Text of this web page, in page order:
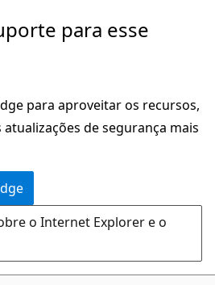
para esse
para aproveitar os recursos,
de segurança mais
o Internet Explorer e o